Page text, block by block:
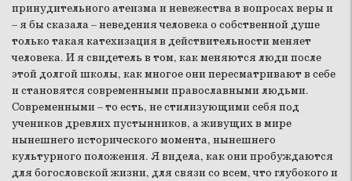
принудительного атеизма и невежества в вопросах веры и
– я бы сказала – неведения человека о собственной душе
только такая катехизация в действительности меняет
человека. И я свидетель в том, как меняются люди после
этой долгой школы, как многое они пересматривают в себе
и становятся современными православными людьми.
Современными – то есть, не стилизующими себя под
учеников древлих пустынников, а живущих в мире
нынешнего исторического момента, нынешнего
культурного положения. Я видела, как они пробуждаются
для богословской жизни, для связи со всем, что глубокого и